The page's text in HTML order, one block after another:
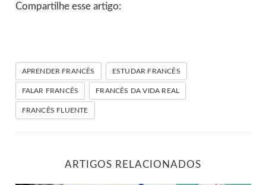
Compartilhe esse artigo:
APRENDER FRANCÊS ESTUDAR FRANCÊS
FALAR FRANCÊS FRANCÊS DA VIDA REAL
FRANCÊS FLUENTE
ARTIGOS RELACIONADOS